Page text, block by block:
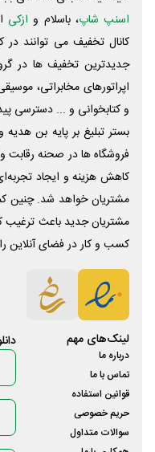
اسنپ شاپ، باسلام و ازکی
کانال تخفیف می توانند در
جدیدترین تخفیف ها در
اپراتورهای مخابراتی،
و کتابخوانی و ... دسترسی
بستر تبلیغ بر پایه بن
فروشگاه ها در صحنه رقابت
کاهش هزینه و ایجاد
مشتریان خواهد شد. چنین
مشتریان جدید باعث ترغیب
کسب و کار در فضای آنلاین
لینک‌های مهم
درباره ما
تماس با ما
قوانین استفاده
حریم خصوصی
سوالات متداول